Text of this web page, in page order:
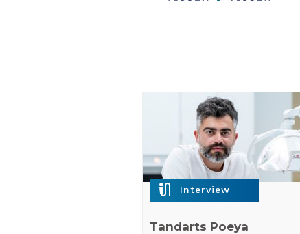
mic_external_on Interview
Tandarts Poeya